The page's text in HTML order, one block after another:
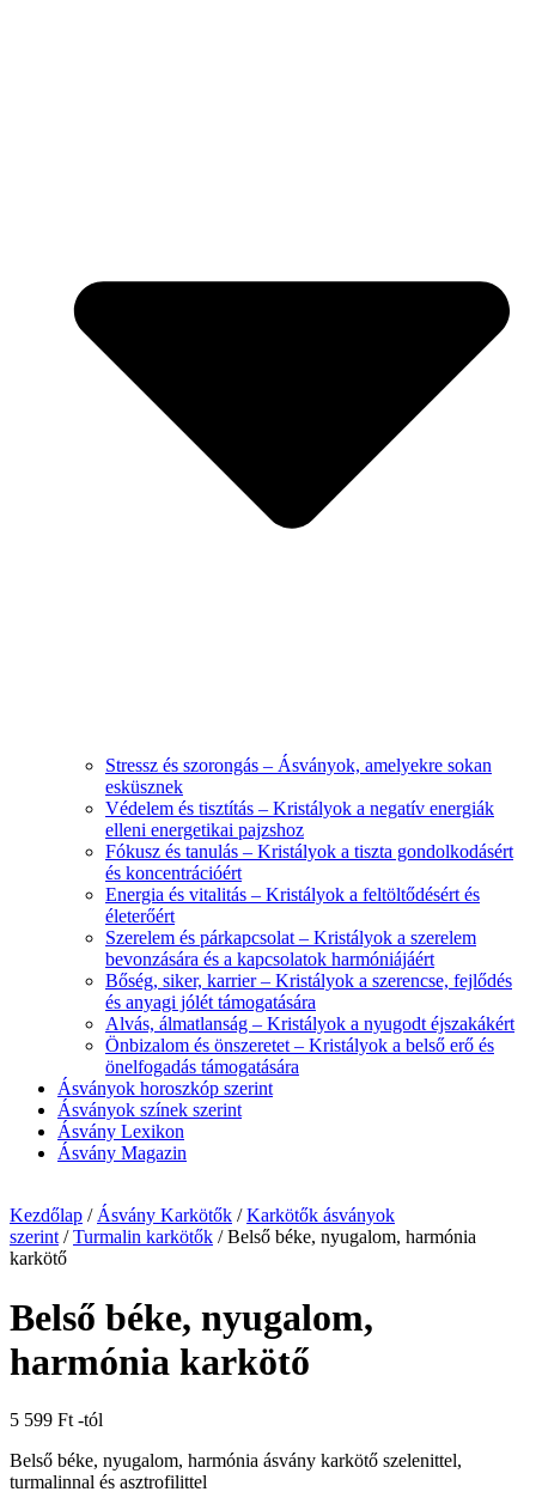
Stressz és szorongás – Ásványok, amelyekre sokan
esküsznek
Védelem és tisztítás – Kristályok a negatív energiák
elleni energetikai pajzshoz
Fókusz és tanulás – Kristályok a tiszta gondolkodásért
és koncentrációért
Energia és vitalitás – Kristályok a feltöltődésért és
életerőért
Szerelem és párkapcsolat – Kristályok a szerelem
bevonzására és a kapcsolatok harmóniájáért
Bőség, siker, karrier – Kristályok a szerencse, fejlődés
és anyagi jólét támogatására
Alvás, álmatlanság – Kristályok a nyugodt éjszakákért
Önbizalom és önszeretet – Kristályok a belső erő és
önelfogadás támogatására
Ásványok horoszkóp szerint
Ásványok színek szerint
Ásvány Lexikon
Ásvány Magazin
Kezdőlap /Ásvány Karkötők /Karkötők ásványok
szerint/Turmalin karkötők / Belső béke, nyugalom, harmónia
karkötő
Belső béke, nyugalom,
harmónia karkötő
5 599 Ft -tól
Belső béke, nyugalom, harmónia ásvány karkötő szelenittel,
turmalinnal és asztrofilittel